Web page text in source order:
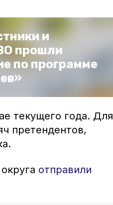
и
прошли
по программе
текущего года. Для
претендентов,
отправили